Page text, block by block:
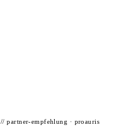
// partner-empfehlung · proauris